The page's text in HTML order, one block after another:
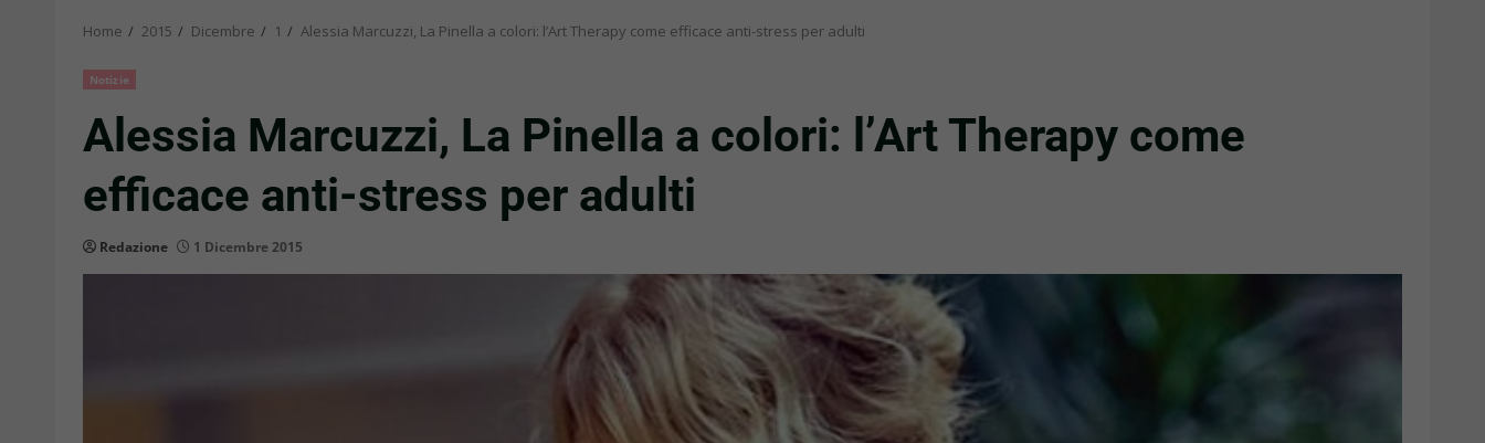
Home 2015 Dicembre 1 Alessia Marcuzzi, La Pinella a colori: l’Art Therapy come efficace anti-stress per adulti
Notizie
Alessia Marcuzzi, La Pinella a colori: l’Art Therapy come
efficace anti-stress per adulti
Redazione 1 Dicembre 2015